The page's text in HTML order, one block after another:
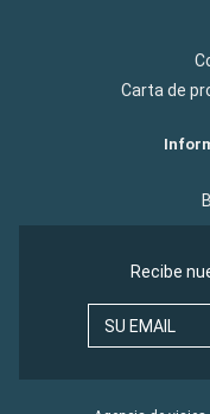
Carta de
Recibe
SU EMAIL